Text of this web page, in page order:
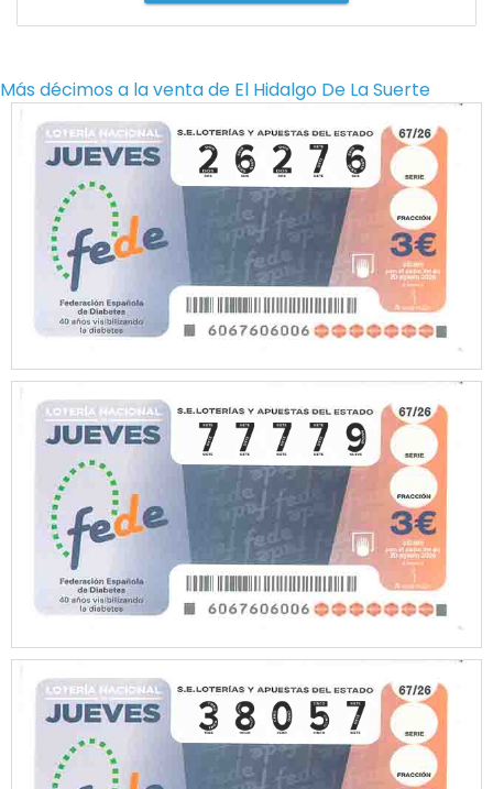
Más décimos a la venta de El Hidalgo De La Suerte